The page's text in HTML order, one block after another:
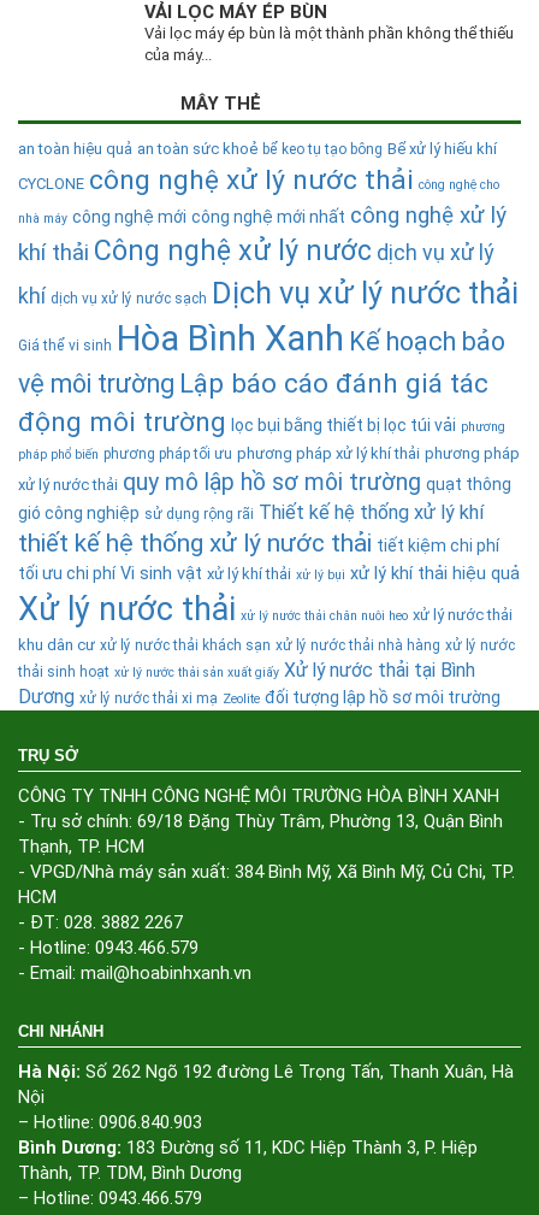
VẢI LỌC MÁY ÉP BÙN
Vải lọc máy ép bùn là một thành phần không thể thiếu
của máy...
MÂY THẺ
an toàn hiệu quả an toàn sức khoẻ bể keo tụ tạo bông Bể xử lý hiếu khí
CYCLONE công nghệ xử lý nước thải công nghệ cho
nhà máy công nghệ mới công nghệ mới nhất công nghệ xử lý
khí thải Công nghệ xử lý nước dịch vụ xử lý
khí dịch vụ xử lý nước sạch Dịch vụ xử lý nước thải
Giá thể vi sinh Hòa Bình Xanh Kế hoạch bảo
vệ môi trường Lập báo cáo đánh giá tác
động môi trường lọc bụi bằng thiết bị lọc túi vải phương
pháp phổ biến phương pháp tối ưu phương pháp xử lý khí thải phương pháp
xử lý nước thải quy mô lập hồ sơ môi trường quạt thông
gió công nghiệp sử dụng rộng rãi Thiết kế hệ thống xử lý khí
thiết kế hệ thống xử lý nước thải tiết kiệm chi phí
tối ưu chi phí Vi sinh vật xử lý khí thải xử lý bụi xử lý khí thải hiệu quả
Xử lý nước thải xử lý nước thải chăn nuôi heo xử lý nước thải
khu dân cư xử lý nước thải khách sạn xử lý nước thải nhà hàng xử lý nước
thải sinh hoạt xử lý nước thải sản xuất giấy Xử lý nước thải tại Bình
Dương xử lý nước thải xi mạ Zeolite đối tượng lập hồ sơ môi trường
TRỤ SỞ
CÔNG TY TNHH CÔNG NGHỆ MÔI TRƯỜNG HÒA BÌNH XANH
- Trụ sở chính: 69/18 Đặng Thùy Trâm, Phường 13, Quận Bình
Thạnh, TP. HCM
- VPGD/Nhà máy sản xuất: 384 Bình Mỹ, Xã Bình Mỹ, Củ Chi, TP.
HCM
- ĐT: 028. 3882 2267
- Hotline: 0943.466.579
- Email: mail@hoabinhxanh.vn
CHI NHÁNH
Hà Nội: Số 262 Ngõ 192 đường Lê Trọng Tấn, Thanh Xuân, Hà
Nội
– Hotline: 0906.840.903
Bình Dương: 183 Đường số 11, KDC Hiệp Thành 3, P. Hiệp
Thành, TP. TDM, Bình Dương
– Hotline: 0943.466.579